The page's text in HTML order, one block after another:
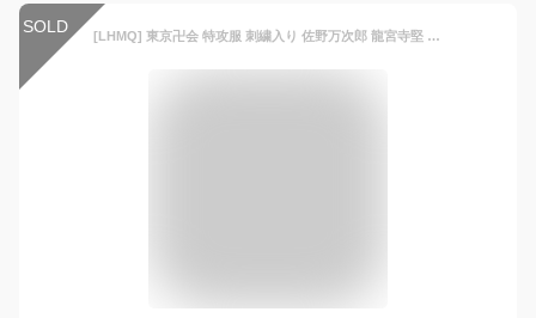
SOLD [LHMQ] 東京卍会 特攻服 刺繍入り 佐野万次郎 龍宮寺堅 松野千冬 コスプレ衣装 子供用 東京リベンジャーズ 仮装 人気 コスチューム 子供服 東京卍會 総長 制服 副総長 仮装 男女兼用 クリスマ